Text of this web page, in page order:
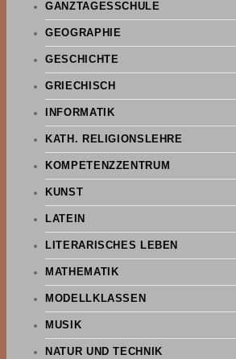
GANZTAGESSCHULE
GEOGRAPHIE
GESCHICHTE
GRIECHISCH
INFORMATIK
KATH. RELIGIONSLEHRE
KOMPETENZZENTRUM
KUNST
LATEIN
LITERARISCHES LEBEN
MATHEMATIK
MODELLKLASSEN
MUSIK
NATUR UND TECHNIK